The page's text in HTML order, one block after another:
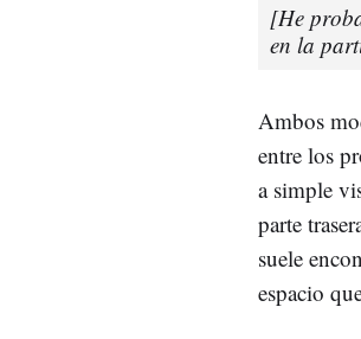
[He
en la
Ambos
entre los
a simple
parte
suele
espacio